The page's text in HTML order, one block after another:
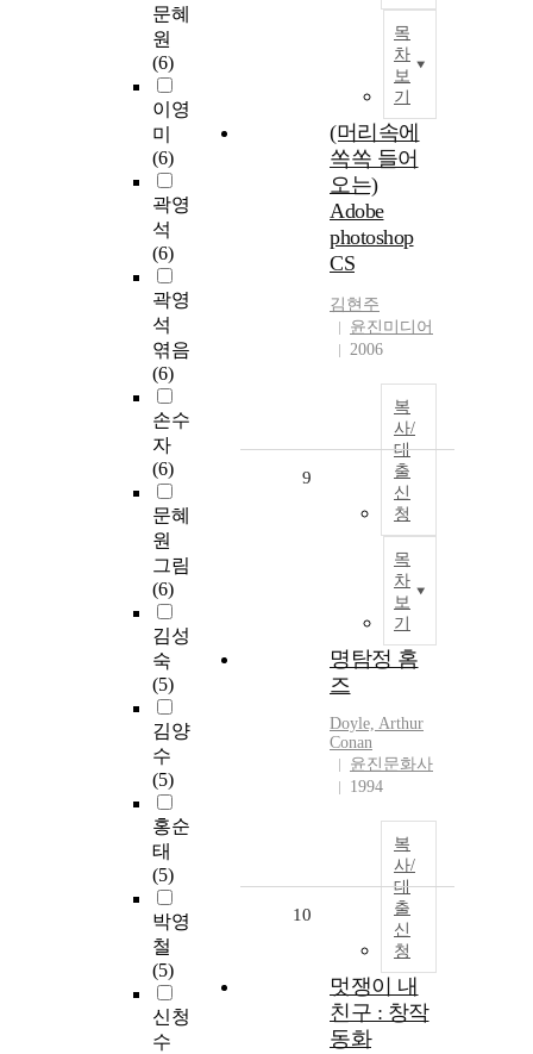
문혜
원
(6)
이영
미
(6)
곽영
석
(6)
곽영
석
엮음
(6)
손수
자
(6)
문혜
원
그림
(6)
김성
숙
(5)
김양
수
(5)
홍순
태
(5)
박영
철
(5)
신청
수
목
차
보
기
(머리속에
쏙쏙 들어
오는)
Adobe
photoshop
CS
김현주
윤진미디어
2006
복
사/
대
출
신
청
목
차
보
기
9
명탐정 홈
즈
Doyle, Arthur
Conan
윤진문화사
1994
복
사/
대
출
신
청
10
멋쟁이 내
친구 : 창작
동화